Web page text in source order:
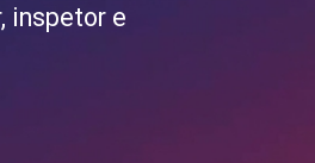
inspetor e